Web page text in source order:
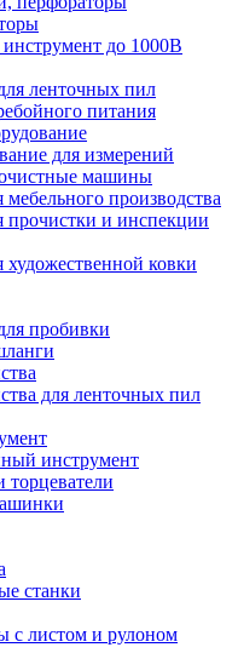
до 1000В
ленточных пил
питания
для измерений
машины
производства
прочистки и инспекции
ковки
пробивки
для ленточных пил
инструмент
торцеватели
станки
с листом и рулоном